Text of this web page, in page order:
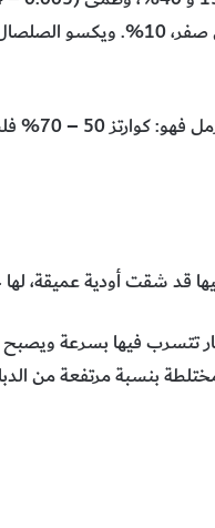
85%، ورمل ناعم (أكثر من 0.074
قد شقت أودية عميقة،
تتسرب فيها بسرعة
بنسبة مرتفعة من